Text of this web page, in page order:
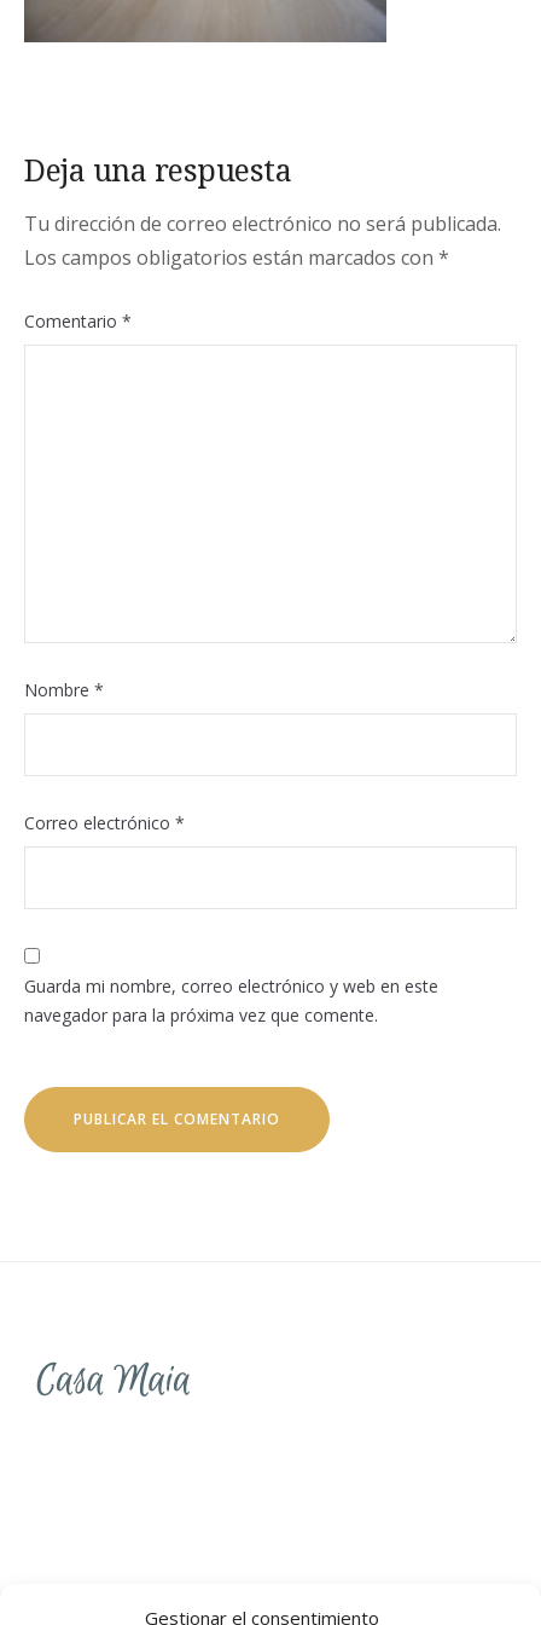
Gestionar el consentimiento
Deja una respuesta
Tu dirección de correo electrónico no será publicada.
Los campos obligatorios están marcados con *
Comentario *
Nombre *
Correo electrónico *
Guarda mi nombre, correo electrónico y web en este
navegador para la próxima vez que comente.